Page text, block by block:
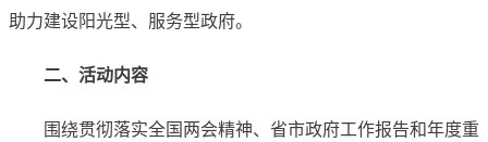
助力建设阳光型、服务型政府。
二、活动内容
围绕贯彻落实全国两会精神、省市政府工作报告和年度重